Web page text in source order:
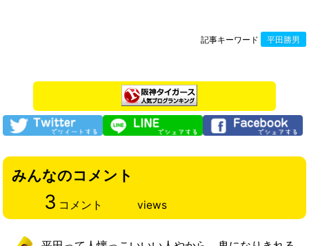
記事キーワード 平田勝男
みんなのコメント
3 コメント views